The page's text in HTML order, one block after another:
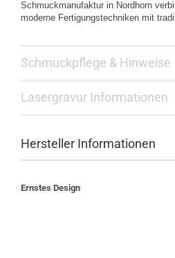
Schmuckmanufaktur in Nordhorn
moderne Fertigungstechniken mit
Schmuckpflege & Hinweise
Lasergravur Informationen
Hersteller Informationen
Ernstes Design